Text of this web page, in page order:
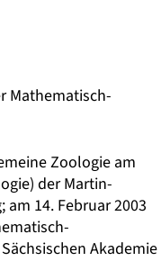
Mathematisch-
Zoologie am
der Martin-
14. Februar 2003
Akademie